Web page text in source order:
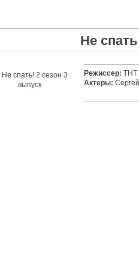
Не
Режиссер: ТНТ
Актеры: